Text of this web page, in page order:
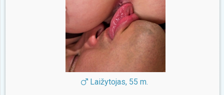
Laižytojas, 55 m.